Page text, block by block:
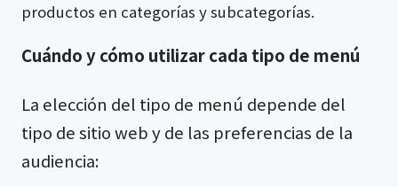
productos en categorías y subcategorías.
Cuándo y cómo utilizar cada tipo de menú
La elección del tipo de menú depende del
tipo de sitio web y de las preferencias de la
audiencia: